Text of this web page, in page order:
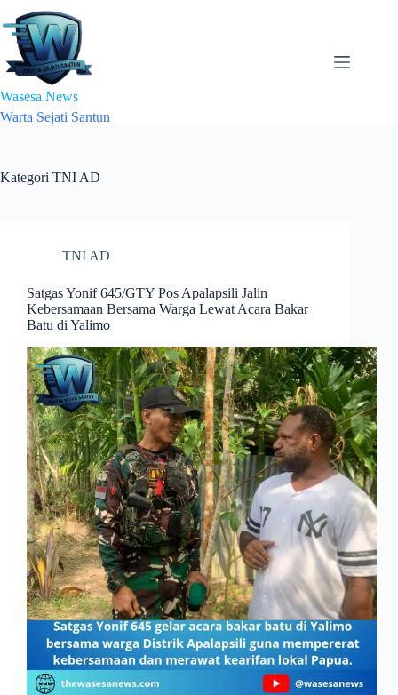
to
content
Wasesa News
Warta Sejati Santun
Kategori TNI AD
TNI AD
Satgas Yonif 645/GTY Pos Apalapsili Jalin
Kebersamaan Bersama Warga Lewat Acara Bakar
Batu di Yalimo